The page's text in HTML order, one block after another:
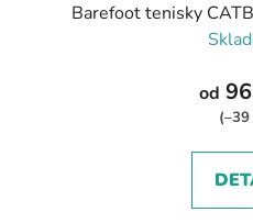
Barefoot tenisky
od